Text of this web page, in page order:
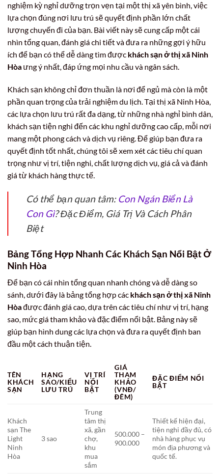
nghiệm kỳ nghỉ dưỡng trọn vẹn tại một thị xã yên bình, việc
lựa chọn đúng nơi lưu trú sẽ quyết định phần lớn chất
lượng chuyến đi của bạn. Bài viết này sẽ cung cấp một cái
nhìn tổng quan, đánh giá chi tiết và đưa ra những gợi ý hữu
ích để bạn có thể dễ dàng tìm được khách sạn ở thị xã Ninh
Hòa ưng ý nhất, đáp ứng mọi nhu cầu và ngân sách.
Khách sạn không chỉ đơn thuần là nơi để ngủ mà còn là một
phần quan trọng của trải nghiệm du lịch. Tại thị xã Ninh Hòa,
các lựa chọn lưu trú rất đa dạng, từ những nhà nghỉ bình dân,
khách sạn tiện nghi đến các khu nghỉ dưỡng cao cấp, mỗi nơi
mang một phong cách và dịch vụ riêng. Để giúp bạn đưa ra
quyết định tốt nhất, chúng tôi sẽ xem xét các tiêu chí quan
trọng như vị trí, tiện nghi, chất lượng dịch vụ, giá cả và đánh
giá từ khách hàng thực tế.
Có thể bạn quan tâm: Con Ngán Biển Là
Con Gì? Đặc Điểm, Giá Trị Và Cách Phân
Biệt
Bảng Tổng Hợp Nhanh Các Khách Sạn Nổi Bật Ở
Ninh Hòa
Để bạn có cái nhìn tổng quan nhanh chóng và dễ dàng so
sánh, dưới đây là bảng tổng hợp các khách sạn ở thị xã Ninh
Hòađược đánh giá cao, dựa trên các tiêu chí như vị trí, hạng
sao, mức giá tham khảo và đặc điểm nổi bật. Bảng này sẽ
giúp bạn hình dung các lựa chọn và đưa ra quyết định ban
đầu một cách thuận tiện.
TÊN
KHÁCH
SẠN
HẠNG
SAO/KIỂU
LƯU TRÚ
VỊ TRÍ
NỔI
BẬT
GIÁ
THAM
KHẢO
(VNĐ/
ĐÊM)
ĐẶC ĐIỂM NỔI
BẬT
Khách
sạn The
Light
Ninh
Hòa
3 sao
Trung
tâm thị
xã, gần
chợ,
khu
mua
sắm
500.000 –
900.000
Thiết kế hiện đại,
tiện nghi đầy đủ, có
nhà hàng phục vụ
món địa phương và
quốc tế.